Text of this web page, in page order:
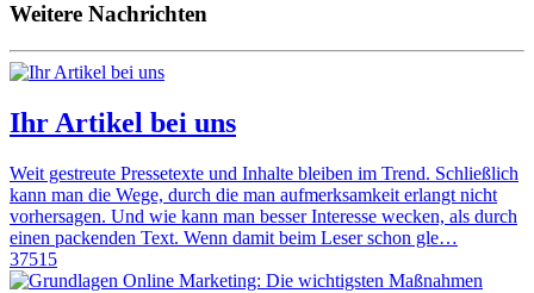
Weitere Nachrichten
Ihr Artikel bei uns
Weit gestreute Pressetexte und Inhalte bleiben im Trend. Schließlich
kann man die Wege, durch die man aufmerksamkeit erlangt nicht
vorhersagen. Und wie kann man besser Interesse wecken, als durch
einen packenden Text. Wenn damit beim Leser schon gle…
37515